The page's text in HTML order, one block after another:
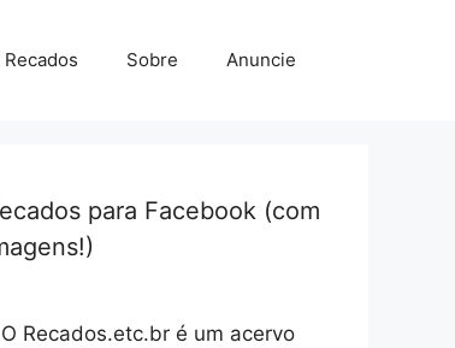
Sobre Anuncie
para Facebook (com
O Recados.etc.br é um acervo